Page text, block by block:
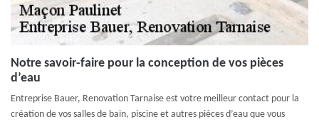
Notre savoir-faire pour la conception de vos pièces
d’eau
Entreprise Bauer, Renovation Tarnaise est votre meilleur contact pour la
création de vos salles de bain, piscine et autres pièces d’eau que vous